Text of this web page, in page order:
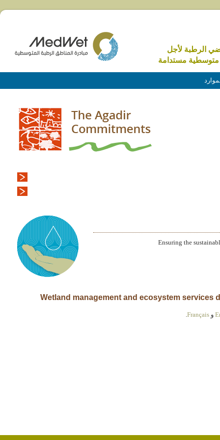
الرطبة لأجل
مستدامة
Ensuring the
و Français
.